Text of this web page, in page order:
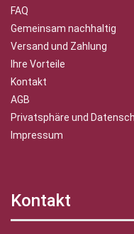
FAQ
Gemeinsam nachhaltig
Versand und Zahlung
Ihre Vorteile
Kontakt
AGB
Privatsphäre und
Impressum
Kontakt